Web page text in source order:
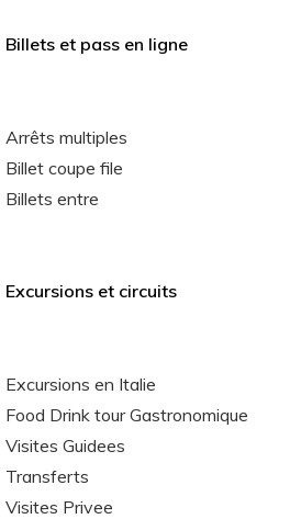
Billets et pass en ligne
Arrêts multiples
Billet coupe file
Billets entre
Excursions et circuits
Excursions en Italie
Food Drink tour Gastronomique
Visites Guidees
Transferts
Visites Privee